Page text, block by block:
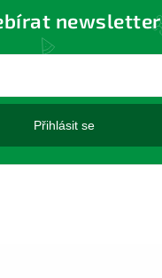
newsletter
Přihlásit se